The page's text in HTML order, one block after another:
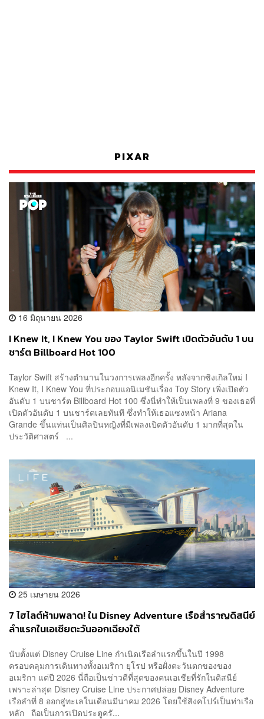
PIXAR
16 มิถุนายน 2026
I Knew It, I Knew You ของ Taylor Swift เปิดตัวอันดับ 1 บน
ชาร์ต Billboard Hot 100
Taylor Swift สร้างตำนานในวงการเพลงอีกครั้ง หลังจากซิงเกิลใหม่ I
Knew It, I Knew You ที่ประกอบแอนิเมชันเรื่อง Toy Story เพิ่งเปิดตัว
อันดับ 1 บนชาร์ต Billboard Hot 100 ซึ่งนี่ทำให้เป็นเพลงที่ 9 ของเธอที่
เปิดตัวอันดับ 1 บนชาร์ตเลยทันที ซึ่งทำให้เธอแซงหน้า Ariana
Grande ขึ้นแท่นเป็นศิลปินหญิงที่มีเพลงเปิดตัวอันดับ 1 มากที่สุดใน
ประวัติศาสตร์ ...
25 เมษายน 2026
7 ไฮไลต์ห้ามพลาด! ใน Disney Adventure เรือสำราญดิสนีย์
ลำแรกในเอเชียตะวันออกเฉียงใต้
นับตั้งแต่ Disney Cruise Line กำเนิดเรือลำแรกขึ้นในปี 1998
ครอบคลุมการเดินทางทั้งอเมริกา ยุโรป หรือฝั่งตะวันตกของของ
อเมริกา แต่ปี 2026 นี่ถือเป็นข่าวดีที่สุดของคนเอเชียที่รักในดิสนีย์
เพราะล่าสุด Disney Cruise Line ประกาศปล่อย Disney Adventure
เรือลำที่ 8 ออกสู่ทะเลในเดือนมีนาคม 2026 โดยใช้สิงคโปร์เป็นท่าเรือ
หลัก ถือเป็นการเปิดประตูครั...